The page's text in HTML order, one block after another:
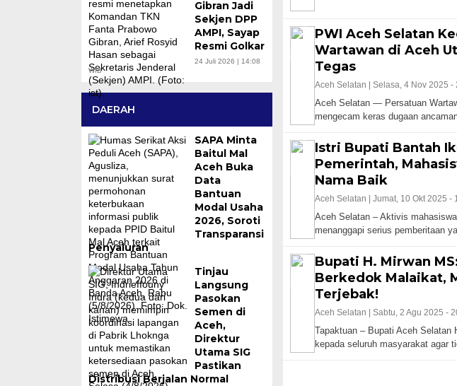
Gibran Jadi
Sekjen DPP
AMPI, Sayap
Resmi Golkar
24 Juli 2026 | 14:08
WIB
DAERAH
SAPA Minta
Baitul Mal
Aceh Buka
Data
Bantuan
Modal Usaha
2026, Soroti
Transparansi
Penyaluran
Tinjau
Langsung
Pasokan
Semen di
Aceh,
Direktur
Utama SIG
Pastikan
Distribusi Berjalan Normal
PWI Aceh Selatan
Wartawan di Aceh
Tegas
Aceh Selatan | Selasa, 4 Nov 2025 -
Aceh Selatan — Persatuan
mengecam keras dugaan
Istri Bupati Bantah
Pemerintah,
Nama Baik
Aceh Selatan | Jumat, 10 Okt 2025 -
Aceh Selatan – Aktivis
menanggapi serius pemberitaan
Bupati H. Mirwan
Berkedok Malaikat,
Terjebak!
Aceh Selatan | Sabtu, 2 Agu 2025 -
Tapaktuan – Bupati Aceh Selatan
kepada seluruh masyarakat agar